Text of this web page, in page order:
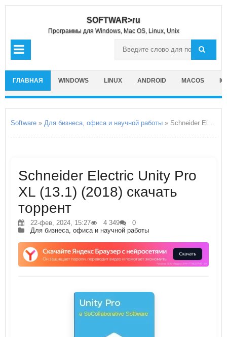
SOFTWAR>ru
Программы для Windows, Mac OS, Linux, Unix
ГЛАВНАЯ WINDOWS LINUX ANDROID MACOS
Software » Для бизнеса, офиса и научной работы » Schneider Electric Unity Pro XL
Schneider Electric Unity Pro
XL (13.1) (2018) скачать
торрент
22-фев, 2024, 15:27 4 349
0
Для бизнеса, офиса и научной работы